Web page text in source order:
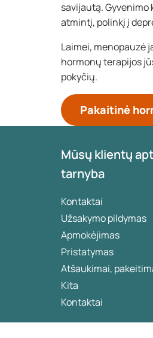
savijautą. Gyvenimo
atmintį, polinkį į
Laimei, menopauzė
hormonų terapijos
pokyčių.
Pakaitinė
Mūsų klientų
tarnyba
Kontaktai
Užsakymo pildymas
Apmokėjimas
Pristatymas
Atšaukimai,
Kita
Kontaktai